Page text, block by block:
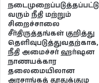
நடைமுறைப்படுத்தப்பட்டு
வரும் நீதி மற்றும்
சிறைச்சாலை
சீர்திருத்தங்கள் குறித்து
தெளிவுபடுத்துவதற்காக,
நீதி அமைச்சர் ஹர்ஷன
நாணயக்கார
தலைமையிலான
அரசாங்கத் தூதுக்குழு